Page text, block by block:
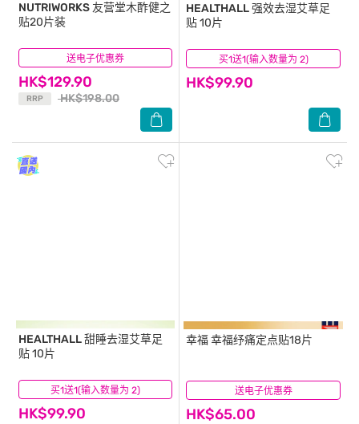
送电子优惠券
NUTRIWORKS 友营堂木酢健之
贴20片装
HK$129.90
RRP HK$198.00
(68) 买1送1(输入数量为 2)
HEALTHALL强效去湿艾草足
贴 10片
HK$99.90
(56)
买1送1(输入数量为 2)
HEALTHALL甜睡去湿艾草足
贴 10片
HK$99.90
(26) 送电子优惠券
幸福幸福纾痛定点贴18片
HK$65.00
(6)